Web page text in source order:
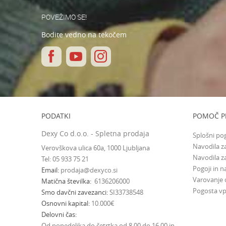
POVEŽIMO SE!
Bodite vedno na tekočem
PODATKI
Dexy Co d.o.o. - Spletna prodaja
Verovškova ulica 60a, 1000 Ljubljana
Tel: 05 933 75 21
Email prodaja@dexyco.si
Matična številka 6136206000
Smo davčni zavezanci SI33738548
Osnovni kapital 10.000€
Delovni čas
POMOČ
Splošni
Navodila
Navodila
Pogoji in
Varovanje
Pogosta